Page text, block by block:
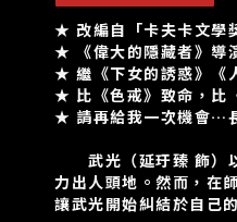
★ 改編自「卡夫卡文學
★ 《偉大的隱藏者》導
★ 繼《下女的誘惑》《
★ 比《色戒》致命，比
★ 請再給我一次機會…
武光（延玗臻 飾）以
力出人頭地。然而，在
讓武光開始糾結於自己